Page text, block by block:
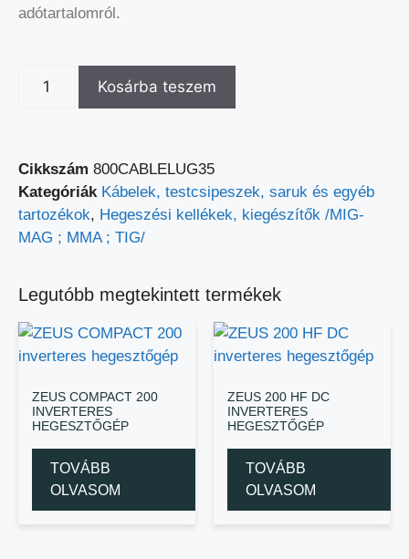
adótartalomról.
Kosárba teszem
Cikkszám 800CABLELUG35
Kategóriák Kábelek, testcsipeszek, saruk és egyéb
tartozékok, Hegeszési kellékek, kiegészítők /MIG-
MAG ; MMA ; TIG/
Legutóbb megtekintett termékek
ZEUS COMPACT 200
INVERTERES
HEGESZTŐGÉP
TOVÁBB
OLVASOM
ZEUS 200 HF DC
INVERTERES
HEGESZTŐGÉP
TOVÁBB
OLVASOM